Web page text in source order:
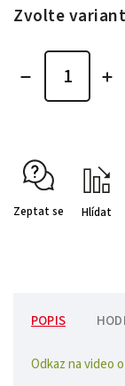
Zvolte
Zeptat se Hlídat
POPIS
Odkaz na video